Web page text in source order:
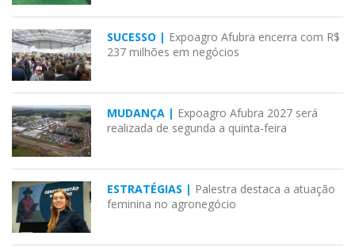
SUCESSO | Expoagro Afubra encerra com R$
237 milhões em negócios
MUDANÇA | Expoagro Afubra 2027 será
realizada de segunda a quinta-feira
ESTRATÉGIAS | Palestra destaca a atuação
feminina no agronegócio